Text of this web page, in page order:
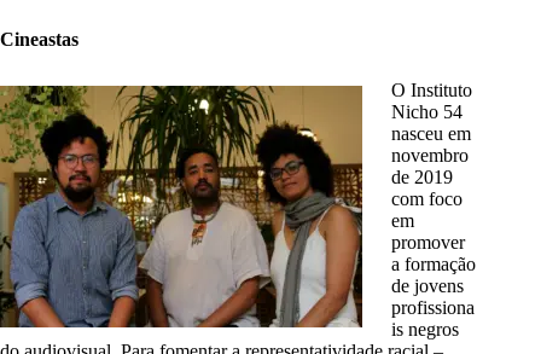
Cineastas
O Instituto
Nicho 54
nasceu em
novembro
de 2019
com foco
em
promover
a formação
de jovens
profissiona
is negros